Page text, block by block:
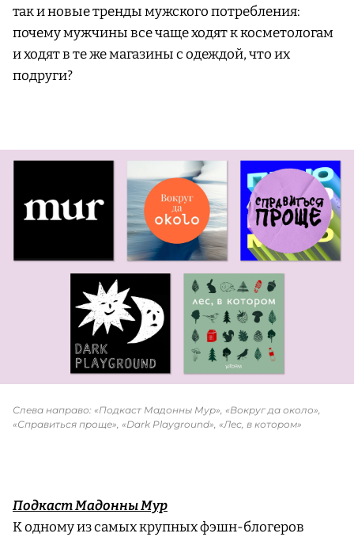
так и новые тренды мужского потребления:
почему мужчины все чаще ходят к косметологам
и ходят в те же магазины с одеждой, что их
подруги?
Слева направо: «Подкаст Мадонны Мур», «Вокруг да около»,
«Справиться проще», «Dark Playground», «Лес, в котором»
Подкаст Мадонны Мур
К одному из самых крупных фэшн-блогеров